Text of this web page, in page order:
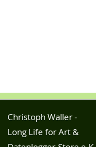
Christoph Waller -
Long Life for Art &